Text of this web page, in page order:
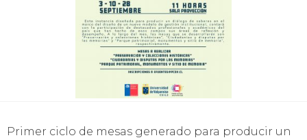
Primer ciclo de mesas generado para producir un